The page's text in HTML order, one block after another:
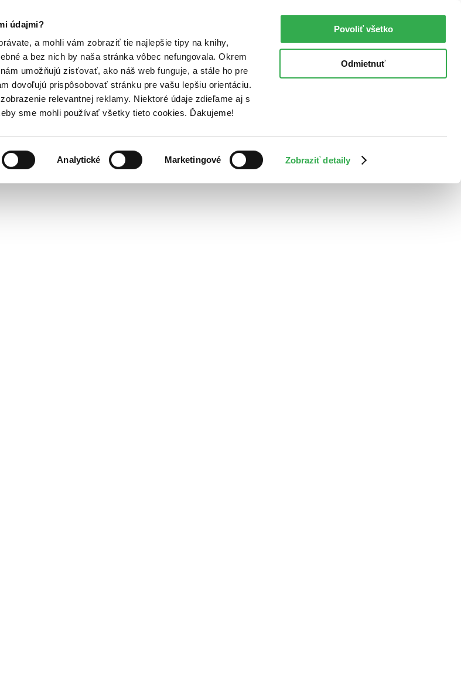
údajmi?
a mohli vám zobraziť tie najlepšie tipy na knihy,
a bez nich by naša stránka vôbec nefungovala. Okrem
umožňujú zisťovať, ako náš web funguje, a stále ho pre
dovoľujú prispôsobovať stránku pre vašu lepšiu orientáciu.
relevantnej reklamy. Niektoré údaje zdieľame aj s
sme mohli používať všetky tieto cookies. Ďakujeme!
Analytické Marketingové Zobraziť detaily
Povoliť všetko
Odmietnuť